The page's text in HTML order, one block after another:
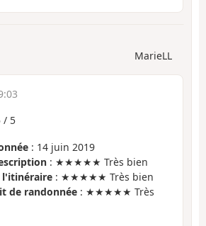
MarieLL
/ 5
: 14 juin 2019
: ★★★★★ Très bien
l'itinéraire : ★★★★★ Très bien
de randonnée : ★★★★★ Très